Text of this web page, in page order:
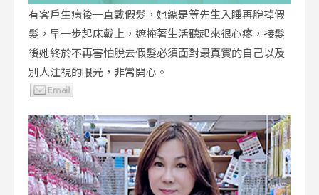
有客戶生病後一直戴假髮，她總是等先生入睡再脫掉假
髮，早一步起床戴上，遮掩著生活聽起來很心疼，接髮
後她終於不再害怕脫去假髮必須面對最真實的自己以及
別人注視的眼光，非常開心。